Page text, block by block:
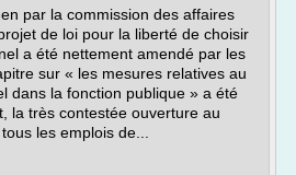
par la commission des affaires
de loi pour la liberté de choisir
a été nettement amendé par les
sur « les mesures relatives au
dans la fonction publique » a été
la très contestée ouverture au
les emplois de...